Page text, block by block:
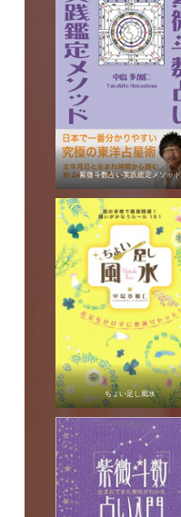
紫微斗数占い実践鑑定メソッド
ちょい足し風水